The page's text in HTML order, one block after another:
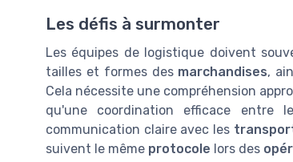
Les défis à surmonter
Les équipes de logistique doivent
tailles et formes des marchandises,
Cela nécessite une compréhension
qu'une coordination efficace entre
communication claire avec les
suivent le même protocole lors des